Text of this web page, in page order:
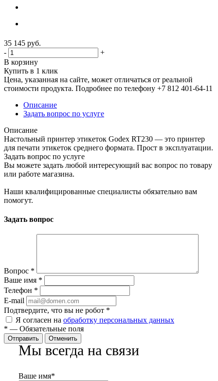
35 145 руб.
-
+
В корзину
Купить в 1 клик
Цена, указанная на сайте, может отличаться от реальной
стоимости продукта. Подробнее по телефону +7 812 401-64-11
Описание
Задать вопрос по услуге
Описание
Настольный принтер этикеток Godex RT230 — это принтер
для печати этикеток среднего формата. Прост в эксплуатации.
Задать вопрос по услуге
Вы можете задать любой интересующий вас вопрос по товару
или работе магазина.
Наши квалифицированные специалисты обязательно вам
помогут.
Задать вопрос
Вопрос *
Ваше имя *
Телефон *
E-mail
Подтвердите, что вы не робот *
Я согласен на обработку персональных данных
* — Обязательные поля
Отправить Отменить
Мы всегда на связи
Ваше имя*